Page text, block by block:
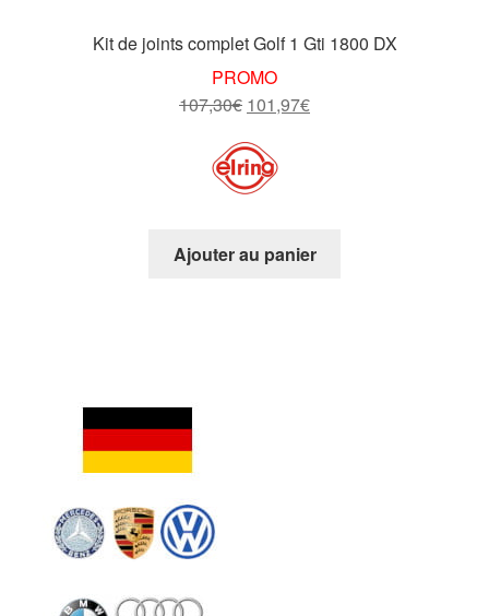
Kit de joints complet Golf 1 Gti 1800 DX
PROMO
107,30€ Le
initial
était :
101,97€Le
Ajouter au panier